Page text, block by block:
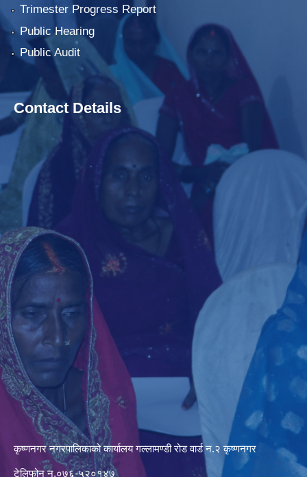
Trimester Progress Report
Public Hearing
Public Audit
Contact Details
कृष्णनगर नगरपालिकाको कार्यालय गल्लामण्डी रोड वार्ड न.२ कृष्णनगर
टेलिफोन न.०७६-५२०१४७